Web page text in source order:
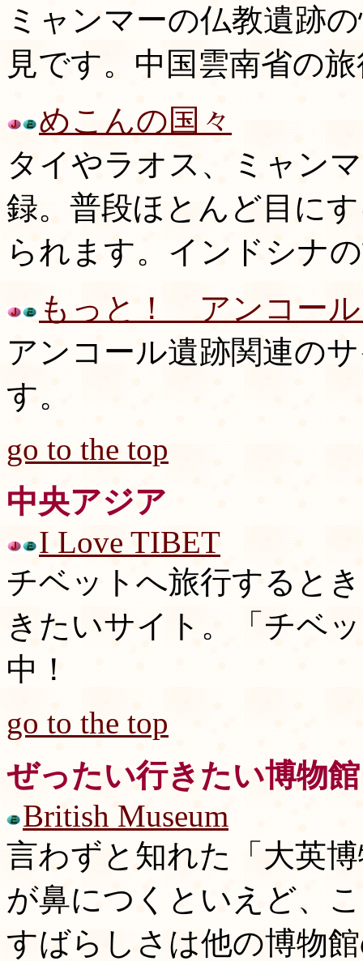
ミャンマーの仏教遺跡
見です。中国雲南省の
めこんの国々
タイやラオス、ミャン
録。普段ほとんど目に
られます。インドシナ
もっと！ アンコー
アンコール遺跡関連の
す。
go to the top
中央アジア
I Love TIBET
チベットへ旅行すると
きたいサイト。「チベ
中！
go to the top
ぜったい行きたい博物館
British Museum
言わずと知れた「大英
が鼻につくといえど、
すばらしさは他の博物